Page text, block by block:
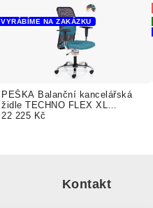
PEŠKA Balanční kancelářská
židle TECHNO FLEX XL
čalounění TUNDRA koženka
VYRÁBÍME NA ZAKÁZKU
22 225 Kč
Kontakt